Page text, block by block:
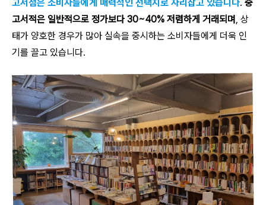
고서점은 소비자들에게 매력적인 선택지로 자리잡고 있습니다. 중
고서적은 일반적으로 정가보다 30~40% 저렴하게 거래되며 , 상
태가 양호한 경우가 많아 실속을 중시하는 소비자들에게 더욱 인
기를 끌고 있습니다.